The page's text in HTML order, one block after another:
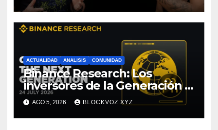
ACTUALIDAD ANALISIS COMUNIDAD
Binance Research: Los
inversores de la Generación Z
empiezan más jóvenes y
muestran mayor disciplina
financiera
AGO 5, 2026 BLOCKVOZ.XYZ